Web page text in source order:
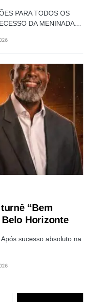
PARA TODOS OS
DA MENINADA…
“Bem
Horizonte
sucesso absoluto na